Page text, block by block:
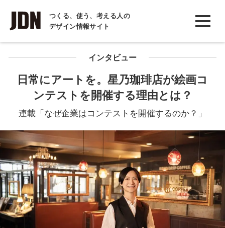
つくる、使う、考える人の
デザイン情報サイト
INTERVIEW
インタビュー
REPORT
COLUMN
コラム
インタビュー
日常にアートを。星乃珈琲店が絵画コ
ンテストを開催する理由とは？
連載「なぜ企業はコンテストを開催するのか？」